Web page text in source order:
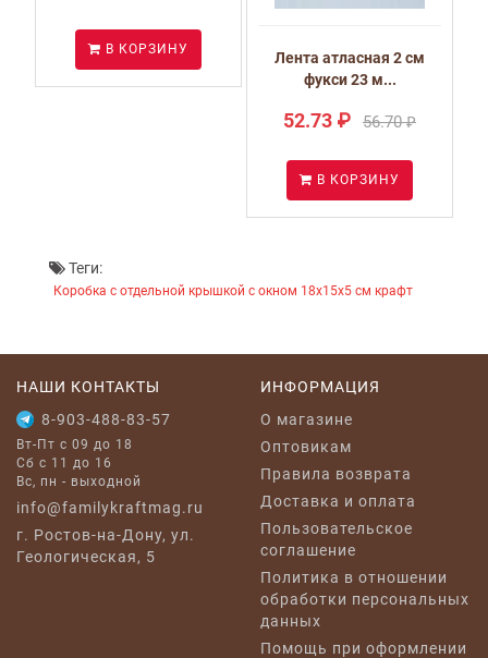
В КОРЗИНУ
Лента атласная 2 см
фукси 23 м...
52.73 ₽ 56.70 ₽
В КОРЗИНУ
Теги:
Коробка с отдельной крышкой с окном 18x15x5 см крафт
НАШИ КОНТАКТЫ
8-903-488-83-57
Вт-Пт с 09 до 18
Сб с 11 до 16
Вс, пн - выходной
info@familykraftmag.ru
г. Ростов-на-Дону, ул.
Геологическая, 5
ИНФОРМАЦИЯ
O магазине
Оптовикам
Правила возврата
Доставка и оплата
Пользовательское
соглашение
Политика в отношении
обработки персональных
данных
Помощь при оформлении